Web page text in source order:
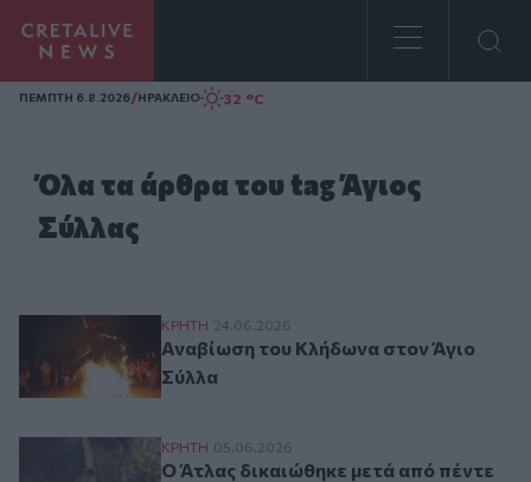
Homepage
ΠΕΜΠΤΗ 6.8.2026/ΗΡΑΚΛΕΙΟ 32 °C
Όλα τα άρθρα του tag Άγιος
Σύλλας
Αναβίωση του Κλήδωνα στον Άγιο Σύλλα
ΚΡΗΤΗ 24.06.2026
Αναβίωση του Κλήδωνα στον Άγιο
Σύλλα
Ο Άτλας δικαιώθηκε μετά από πέντε
ΚΡΗΤΗ 05.06.2026
Ο Άτλας δικαιώθηκε μετά από πέντε